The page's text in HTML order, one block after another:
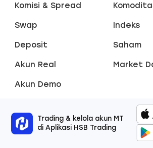
Trading & kelola akun MT
di Aplikasi HSB Trading
Komisi & Spread
Swap
Deposit
Akun Real
Akun Demo
Indeks
Saham
Market